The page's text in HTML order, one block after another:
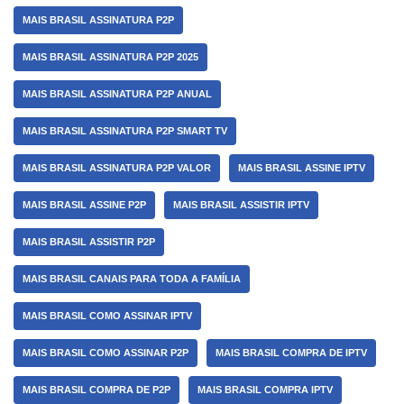
MAIS BRASIL ASSINATURA P2P
MAIS BRASIL ASSINATURA P2P 2025
MAIS BRASIL ASSINATURA P2P ANUAL
MAIS BRASIL ASSINATURA P2P SMART TV
MAIS BRASIL ASSINATURA P2P VALOR MAIS BRASIL ASSINE IPTV
MAIS BRASIL ASSINE P2P MAIS BRASIL ASSISTIR IPTV
MAIS BRASIL ASSISTIR P2P
MAIS BRASIL CANAIS PARA TODA A FAMÍLIA
MAIS BRASIL COMO ASSINAR IPTV
MAIS BRASIL COMO ASSINAR P2P MAIS BRASIL COMPRA DE IPTV
MAIS BRASIL COMPRA DE P2P MAIS BRASIL COMPRA IPTV